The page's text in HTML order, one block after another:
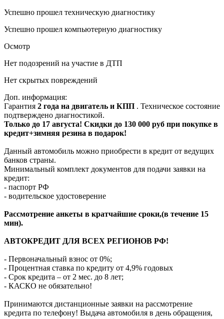
Успешно прошел техническую диагностику
Успешно прошел компьютерную диагностику
Осмотр
Нет подозрений на участие в ДТП
Нет скрытых повреждений
Доп. информация:
Гарантия 2 года на двигатель и КПП . Техническое состояние
подтверждено диагностикой.
Только до 17 августа! Скидки до 130 000 руб при покупке в
кредит+зимняя резина в подарок!
Данный автомобиль можно приобрести в кредит от ведущих
банков страны.
Минимальный комплект документов для подачи заявки на
кредит:
- паспорт РФ
- водительское удостоверение
Рассмотрение анкеты в кратчайшие сроки,(в течение 15
мин).
АВТОКРЕДИТ ДЛЯ ВСЕХ РЕГИОНОВ РФ!
- Первоначальный взнос от 0%;
- Процентная ставка по кредиту от 4,9% годовых
- Срок кредита – от 2 мес. до 8 лет;
- КАСКО не обязательно!
Принимаются дистанционные заявки на рассмотрение
кредита по телефону! Выдача автомобиля в день обращения,